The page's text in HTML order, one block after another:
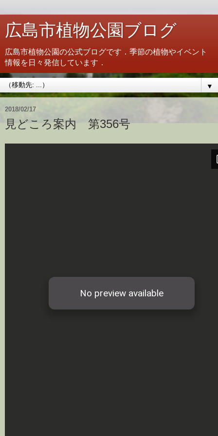
広島市植物公園ブログ
広島市植物公園の公式ブログです．季節の植物やイベント
情報を日々発信しています．
▼
2018/02/17
見どころ案内 第356号